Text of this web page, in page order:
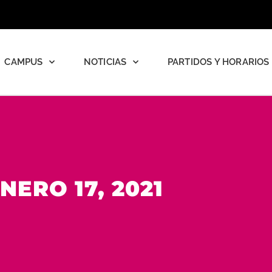
CAMPUS NOTICIAS PARTIDOS Y HORARIOS
17, 2021